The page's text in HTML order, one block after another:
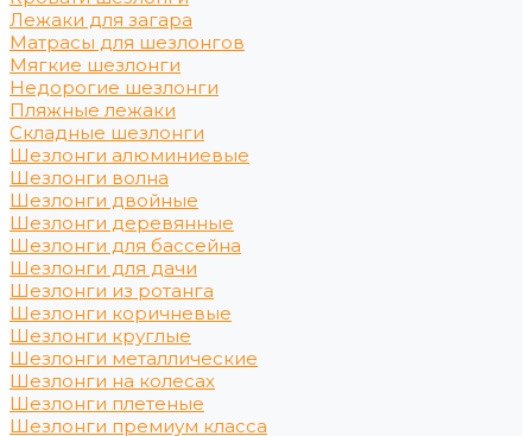
Лежаки для загара
Матрасы для шезлонгов
Мягкие шезлонги
Недорогие шезлонги
Пляжные лежаки
Складные шезлонги
Шезлонги алюминиевые
Шезлонги волна
Шезлонги двойные
Шезлонги деревянные
Шезлонги для бассейна
Шезлонги для дачи
Шезлонги из ротанга
Шезлонги коричневые
Шезлонги круглые
Шезлонги металлические
Шезлонги на колесах
Шезлонги плетеные
Шезлонги премиум класса